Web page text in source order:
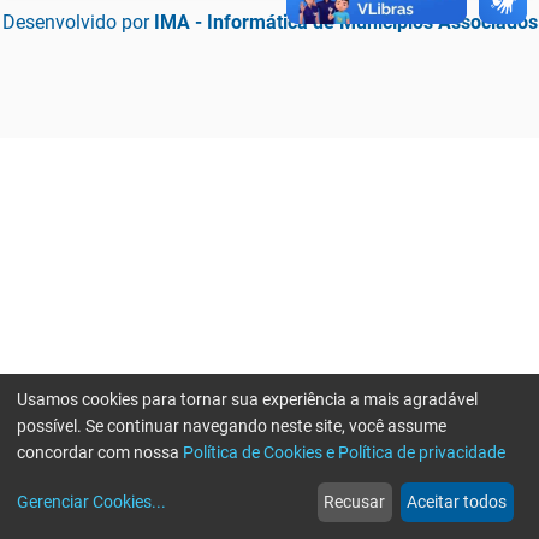
Desenvolvido por IMA - Informática de Municípios Associados
web
Notícias
more_horiz
Mais
Usamos cookies para tornar sua experiência a mais agradável
possível. Se continuar navegando neste site, você assume
concordar com nossa Política de Cookies e Política de privacidade
Gerenciar Cookies... Recusar Aceitar todos
Erro ao enviar informações, por favor tente novamente